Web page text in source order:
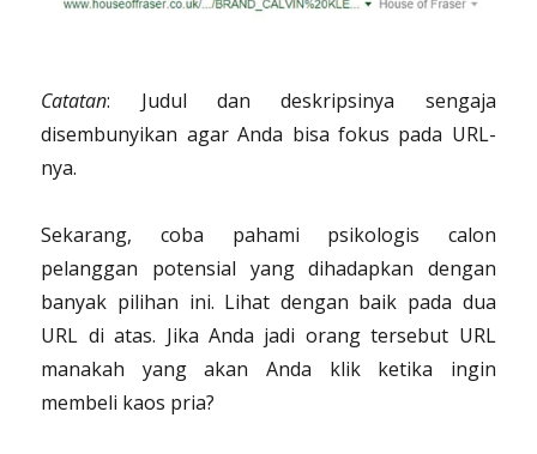
Catatan: Judul dan deskripsinya sengaja
disembunyikan agar Anda bisa fokus pada URL-
nya.
Sekarang, coba pahami psikologis calon
pelanggan potensial yang dihadapkan dengan
banyak pilihan ini. Lihat dengan baik pada dua
URL di atas. Jika Anda jadi orang tersebut URL
manakah yang akan Anda klik ketika ingin
membeli kaos pria?